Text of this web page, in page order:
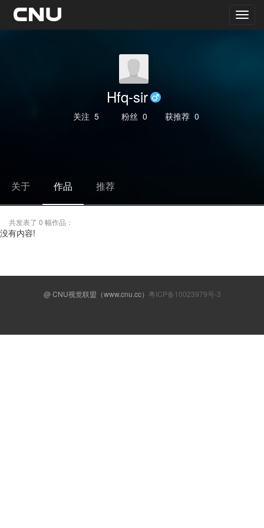
Hfq-sir
关注 5 粉丝 0 获推荐 0
关于 作品 推荐
共发表了 0 幅作品：
没有内容!
@ CNU视觉联盟（www.cnu.cc） 粤ICP备10023979号-3